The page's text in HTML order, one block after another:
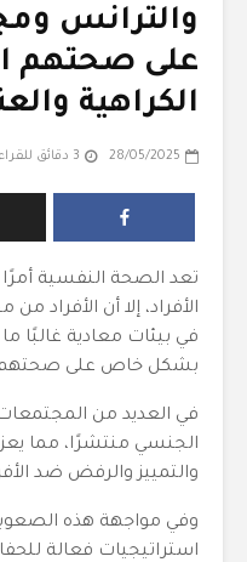
والترانس
على صحتهم
الكراهية
28/05/2025 3 دقائق للقراءة
تعد الصحة النفسية أمرًا
الأفراد، إلا أن الأفراد
في بيئات معادية غالبًا
بشكل خاص على صحتهم
في العديد من المجتمعات،
الجنسي منتشرًا، مما
والتمييز والرفض ضد
وفي مواجهة هذه
استراتيجيات فعالة